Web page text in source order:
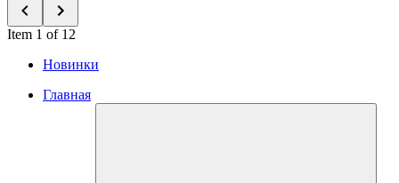
Item 1 of 12
Новинки
Главная